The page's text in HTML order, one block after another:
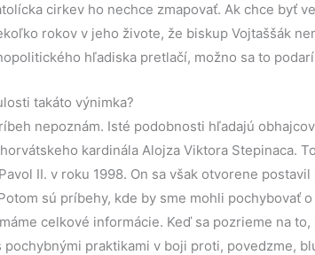
cirkev ho nechce zmapovať. Ak chce byť
rokov v jeho živote, že biskup Vojtaššák
hľadiska pretlačí, možno sa to
takáto výnimka?
nepoznám. Isté podobnosti hľadajú
kardinála Alojza Viktora Stepinaca.
II. v roku 1998. On sa však otvorene
sú príbehy, kde by sme mohli pochybovať
celkové informácie. Keď sa pozrieme na
pochybnými praktikami v boji proti, povedz­me,